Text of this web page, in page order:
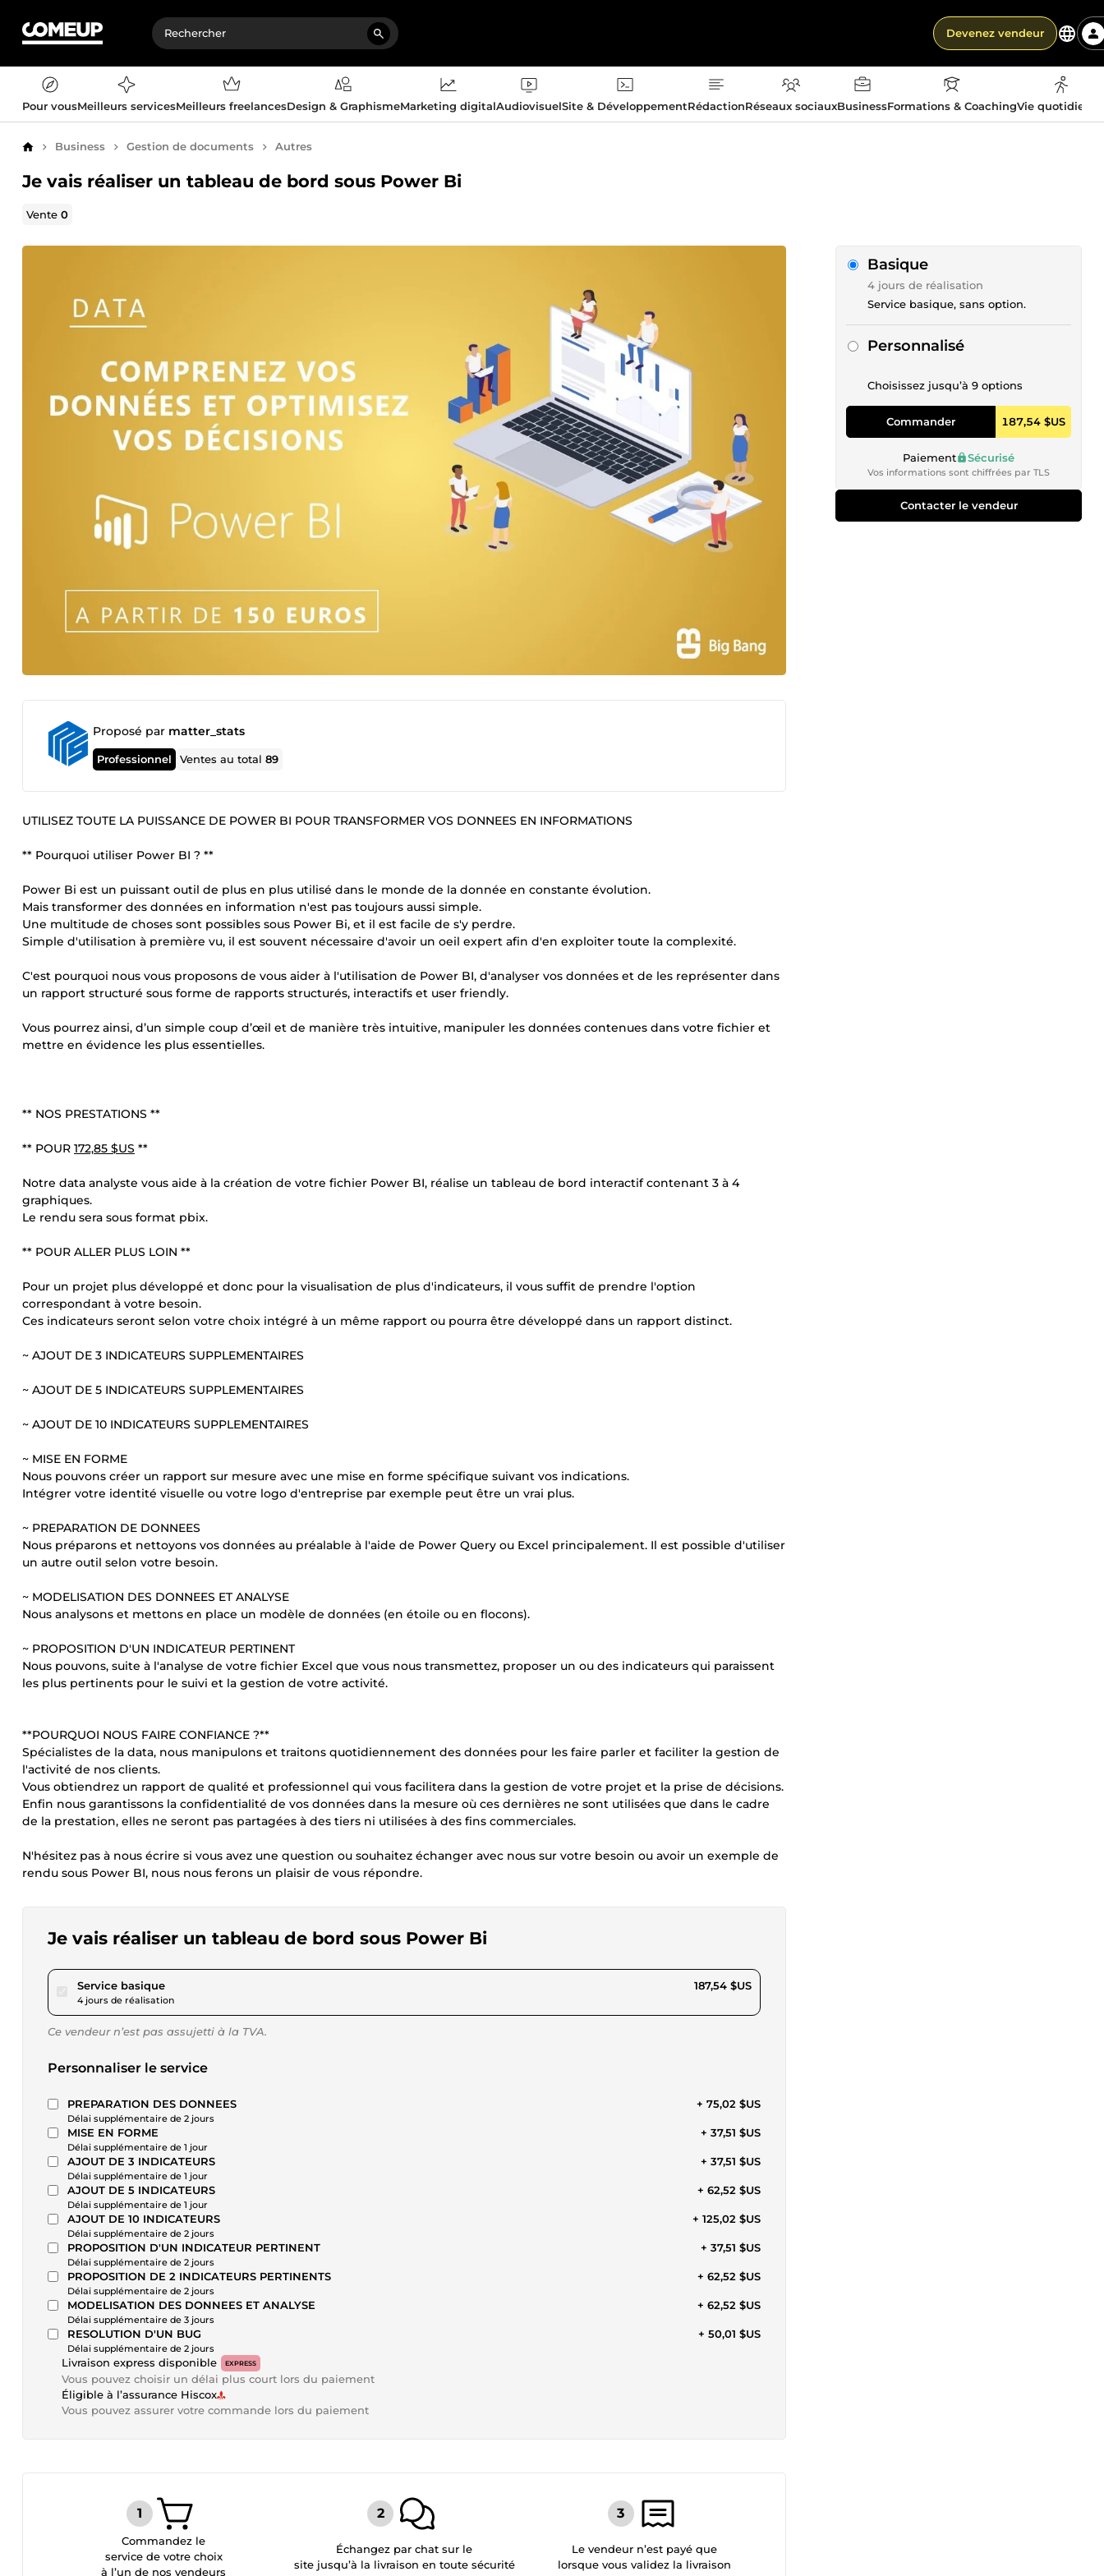
Devenez vendeur
Pour vousMeilleurs servicesMeilleurs freelancesDesign & GraphismeMarketing digitalAudiovisuelSite & DéveloppementRédactionRéseaux sociauxBusinessFormations & CoachingVie
AccueilBusiness Gestion de documents Autres
Je vais réaliser un tableau de bord sous Power Bi
Vente0
Proposé par matter_stats
Professionnel Ventes au total89
UTILISEZ TOUTE LA PUISSANCE DE POWER BI POUR TRANSFORMER VOS DONNEES EN INFORMATIONS
** Pourquoi utiliser Power BI ? **
Power Bi est un puissant outil de plus en plus utilisé dans le monde de la donnée en constante évolution.
Mais transformer des données en information n'est pas toujours aussi simple.
Une multitude de choses sont possibles sous Power Bi, et il est facile de s'y perdre.
Simple d'utilisation à première vu, il est souvent nécessaire d'avoir un oeil expert afin d'en exploiter toute la complexité.
C'est pourquoi nous vous proposons de vous aider à l'utilisation de Power BI, d'analyser vos données et de les représenter dans
un rapport structuré sous forme de rapports structurés, interactifs et user friendly.
Vous pourrez ainsi, d’un simple coup d’œil et de manière très intuitive, manipuler les données contenues dans votre fichier et
mettre en évidence les plus essentielles.
** NOS PRESTATIONS **
** POUR 172,85 $US **
Notre data analyste vous aide à la création de votre fichier Power BI, réalise un tableau de bord interactif contenant 3 à 4
graphiques.
Le rendu sera sous format pbix.
** POUR ALLER PLUS LOIN **
Pour un projet plus développé et donc pour la visualisation de plus d'indicateurs, il vous suffit de prendre l'option
correspondant à votre besoin.
Ces indicateurs seront selon votre choix intégré à un même rapport ou pourra être développé dans un rapport distinct.
~ AJOUT DE 3 INDICATEURS SUPPLEMENTAIRES
~ AJOUT DE 5 INDICATEURS SUPPLEMENTAIRES
~ AJOUT DE 10 INDICATEURS SUPPLEMENTAIRES
~ MISE EN FORME
Nous pouvons créer un rapport sur mesure avec une mise en forme spécifique suivant vos indications.
Intégrer votre identité visuelle ou votre logo d'entreprise par exemple peut être un vrai plus.
~ PREPARATION DE DONNEES
Nous préparons et nettoyons vos données au préalable à l'aide de Power Query ou Excel principalement. Il est possible d'utiliser
un autre outil selon votre besoin.
~ MODELISATION DES DONNEES ET ANALYSE
Nous analysons et mettons en place un modèle de données (en étoile ou en flocons).
~ PROPOSITION D'UN INDICATEUR PERTINENT
Nous pouvons, suite à l'analyse de votre fichier Excel que vous nous transmettez, proposer un ou des indicateurs qui paraissent
les plus pertinents pour le suivi et la gestion de votre activité.
**POURQUOI NOUS FAIRE CONFIANCE ?**
Spécialistes de la data, nous manipulons et traitons quotidiennement des données pour les faire parler et faciliter la gestion de
l'activité de nos clients.
Vous obtiendrez un rapport de qualité et professionnel qui vous facilitera dans la gestion de votre projet et la prise de décisions.
Enfin nous garantissons la confidentialité de vos données dans la mesure où ces dernières ne sont utilisées que dans le cadre
de la prestation, elles ne seront pas partagées à des tiers ni utilisées à des fins commerciales.
N'hésitez pas à nous écrire si vous avez une question ou souhaitez échanger avec nous sur votre besoin ou avoir un exemple de
rendu sous Power BI, nous nous ferons un plaisir de vous répondre.
Je vais réaliser un tableau de bord sous Power Bi
Service basiquepour 172,85 $US
4 jours de réalisation
187,54 $US
Ce vendeur n’est pas assujetti à la TVA.
Personnaliser le service
PREPARATION DES DONNEES
Délai supplémentaire de 2 jours
+ 75,02 $US
MISE EN FORME
Délai supplémentaire de 1 jour
+ 37,51 $US
AJOUT DE 3 INDICATEURS
Délai supplémentaire de 1 jour
+ 37,51 $US
AJOUT DE 5 INDICATEURS
Délai supplémentaire de 1 jour
+ 62,52 $US
AJOUT DE 10 INDICATEURS
Délai supplémentaire de 2 jours
+ 125,02 $US
PROPOSITION D'UN INDICATEUR PERTINENT
Délai supplémentaire de 2 jours
+ 37,51 $US
PROPOSITION DE 2 INDICATEURS PERTINENTS
Délai supplémentaire de 2 jours
+ 62,52 $US
MODELISATION DES DONNEES ET ANALYSE
Délai supplémentaire de 3 jours
+ 62,52 $US
RESOLUTION D'UN BUG
Délai supplémentaire de 2 jours
+ 50,01 $US
Livraison express disponible EXPRESS
Vous pouvez choisir un délai plus court lors du paiement
Éligible à l’assurance Hiscox
Vous pouvez assurer votre commande lors du paiement
Basique
4 jours de réalisation
Service basique, sans option.
Personnalisé
Choisissez jusqu’à 9 options
Commander 187,54 $US
Paiement Sécurisé
Vos informations sont chiffrées par TLS
Contacter le vendeur
Commandez le
service de votre choix
à l’un de nos vendeurs
Échangez par chat sur le
site jusqu’à la livraison en toute sécurité
Le vendeur n’est payé que
lorsque vous validez la livraison